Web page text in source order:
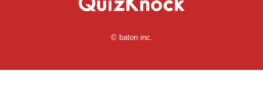
© baton inc.